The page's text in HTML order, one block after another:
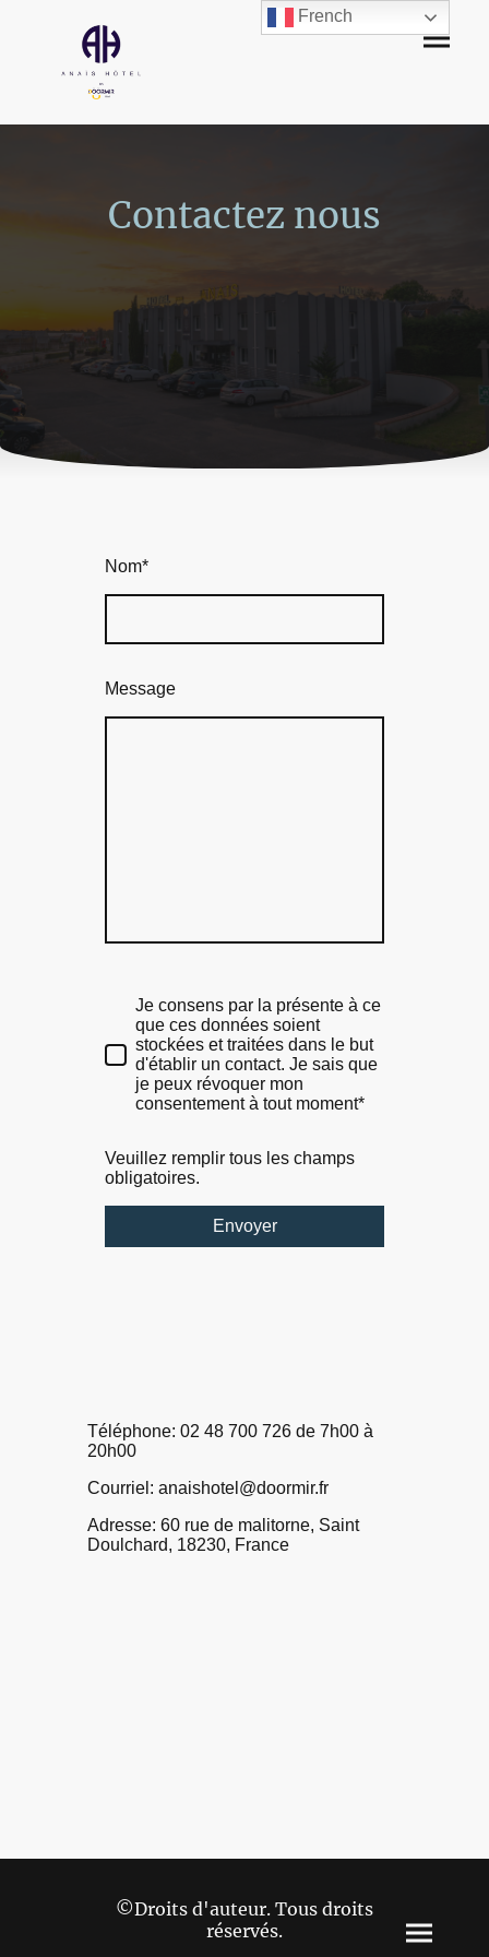
Contactez nous
Nom*
Message
Je consens par la présente à ce
que ces données soient
stockées et traitées dans le but
d'établir un contact. Je sais que
je peux révoquer mon
consentement à tout moment*
Veuillez remplir tous les champs
obligatoires.
Envoyer
Téléphone: 02 48 700 726 de 7h00 à
20h00
Courriel: anaishotel@doormir.fr
Adresse: 60 rue de malitorne, Saint
Doulchard, 18230, France
©Droits d'auteur. Tous droits
réservés.
French